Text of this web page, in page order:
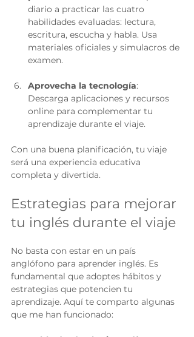
diario a practicar las cuatro
habilidades evaluadas: lectura,
escritura, escucha y habla. Usa
materiales oficiales y simulacros de
examen.
Aprovecha la tecnología:
Descarga aplicaciones y recursos
online para complementar tu
aprendizaje durante el viaje.
Con una buena planificación, tu viaje
será una experiencia educativa
completa y divertida.
Estrategias para mejorar
tu inglés durante el viaje
No basta con estar en un país
anglófono para aprender inglés. Es
fundamental que adoptes hábitos y
estrategias que potencien tu
aprendizaje. Aquí te comparto algunas
que me han funcionado: